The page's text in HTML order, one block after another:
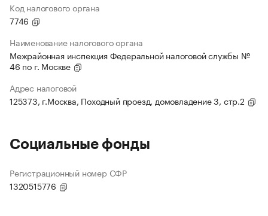
Код налогового органа
7746
Наименование налогового органа
Межрайонная инспекция Федеральной налоговой службы №
46 по г. Москве
Адрес налоговой
125373, г.Москва, Походный проезд, домовладение 3, стр.2
Социальные фонды
Регистрационный номер СФР
1320515776